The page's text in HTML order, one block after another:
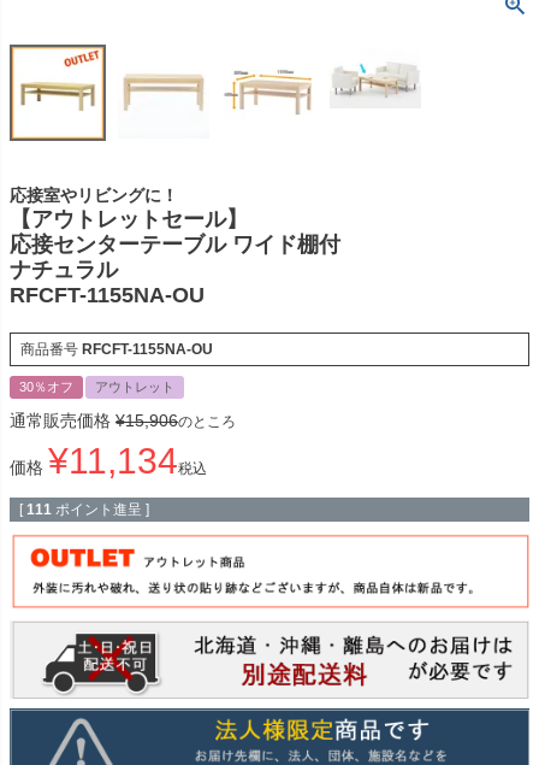
応接室やリビングに！
【アウトレットセール】
応接センターテーブル ワイド棚付
ナチュラル
RFCFT-1155NA-OU
商品番号 RFCFT-1155NA-OU
30％オフ アウトレット
通常販売価格 ¥15,906のところ
価格 ¥11,134税込
[ 111 ポイント進呈 ]